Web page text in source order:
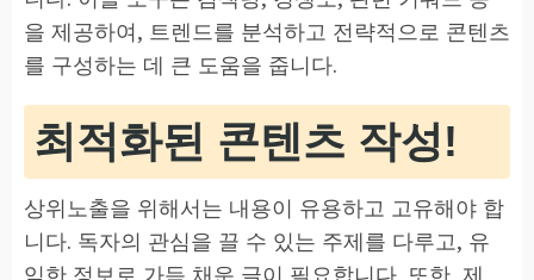
을 제공하여, 트렌드를 분석하고 전략적으로 콘텐츠
를 구성하는 데 큰 도움을 줍니다.
최적화된 콘텐츠 작성!
상위노출을 위해서는 내용이 유용하고 고유해야 합
니다. 독자의 관심을 끌 수 있는 주제를 다루고, 유
익한 정보로 가득 채운 글이 필요합니다. 또한, 제